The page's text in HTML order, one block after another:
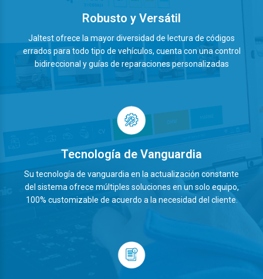
Robusto y Versátil
Jaltest ofrece la mayor diversidad de lectura de códigos
errados para todo tipo de vehículos, cuenta con una control
bidireccional y guías de reparaciones personalizadas
Tecnología de Vanguardia
Su tecnología de vanguardia en la actualización constante
del sistema ofrece múltiples soluciones en un solo equipo,
100% customizable de acuerdo a la necesidad del cliente.